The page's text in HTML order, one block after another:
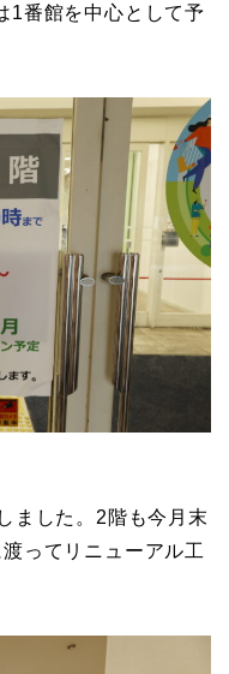
1番館を中心として予
ました。2階も今月末
ってリニューアル工